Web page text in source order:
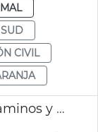
CIVIL
Adjudicación obras mejora caminos y calles afectadas dana la Torre